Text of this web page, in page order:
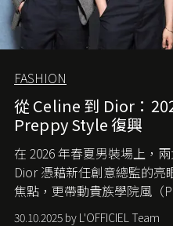
FASHION
從 Celine 到 Dior：
Preppy Style 復興
在 2026 年春夏男裝場上，
Dior 憑藉新任創意總監的
焦點，更帶動貴族學院風（
潮，讓這股經典風格再度回
30.10.2025 by L'OFFICIEL Team